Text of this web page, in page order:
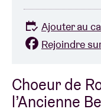
Choeur de
l’Ancienne
Ajouter au
Rejoindre